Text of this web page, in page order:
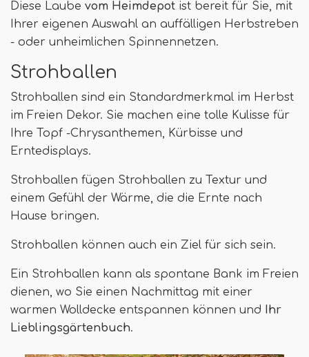
Diese Laube vom Heimdepot ist bereit für Sie, mit
Ihrer eigenen Auswahl an auffälligen Herbstreben
- oder unheimlichen Spinnennetzen.
Strohballen
Strohballen sind ein Standardmerkmal im Herbst
im Freien Dekor. Sie machen eine tolle Kulisse für
Ihre Topf -Chrysanthemen, Kürbisse und
Erntedisplays.
Strohballen fügen Strohballen zu Textur und
einem Gefühl der Wärme, die die Ernte nach
Hause bringen.
Strohballen können auch ein Ziel für sich sein.
Ein Strohballen kann als spontane Bank im Freien
dienen, wo Sie einen Nachmittag mit einer
warmen Wolldecke entspannen können und Ihr
Lieblingsgärtenbuch.